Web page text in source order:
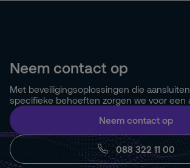
Neem contact op
Met beveiligingsoplossingen die
specifieke behoeften zorgen we voor een
088 322 11 00
Neem contact op